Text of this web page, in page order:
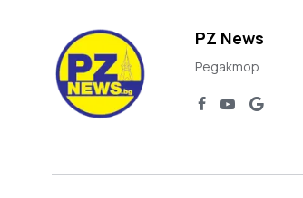
PZ News
Редактор